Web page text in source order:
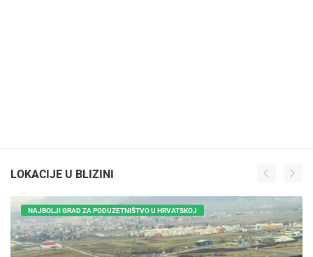
LOKACIJE U BLIZINI
NAJBOLJI GRAD ZA PODUZETNIŠTVO U HRVATSKOJ